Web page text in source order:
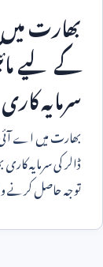
بھارت میں
کے لیے
سرمایہ کاری
بھارت میں اے آئی
ڈالر کی سرمایہ
توجہ حاصل کرنے